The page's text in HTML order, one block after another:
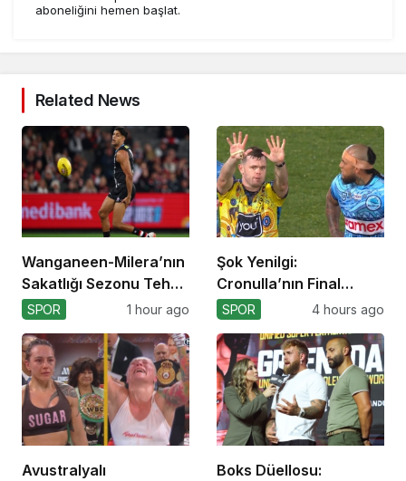
aboneliğini hemen başlat.
Related News
Wanganeen-Milera’nın
Sakatlığı Sezonu Tehdit
Ediyor
SPOR 1 hour ago
Şok Yenilgi:
Cronulla’nın Final
Umutları Sarsıldı
SPOR 4 hours ago
Avustralyalı
Boks Düellosu: